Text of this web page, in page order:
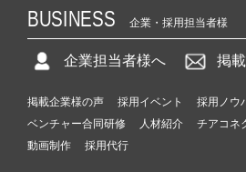
BUSINESS 企業・採用担当者様
企業担当者様へ 掲
掲載企業様の声 採用イベント 採用ノウ
ベンチャー合同研修
人材紹介 チアコネ
動画制作
採用代行